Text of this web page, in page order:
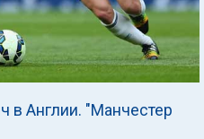
в Англии. "Манчестер